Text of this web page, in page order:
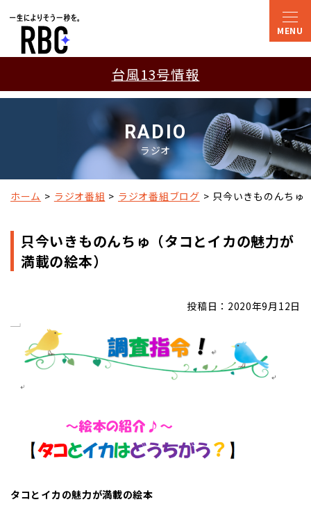
台風13号情報
RADIO
ラジオ
ホーム ラジオ番組 ラジオ番組ブログ 只今いきものんちゅ
只今いきものんちゅ（タコとイカの魅力が
満載の絵本）
投稿日：2020年9月12日
タコとイカの魅力が満載の絵本